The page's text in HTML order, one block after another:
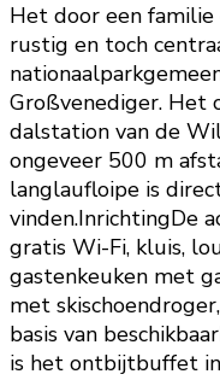
Het door een
rustig en toch
Großvenediger. Het
dalstation van de
ongeveer 500 m
langlaufloipe is
vinden.InrichtingDe
gratis Wi-Fi, kluis,
gastenkeuken met
met
basis van
is het ontbijtbuffet